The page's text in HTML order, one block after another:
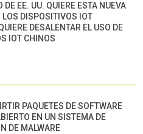
DE EE. UU. QUIERE ESTA NUEVA
LOS DISPOSITIVOS IOT
DESALENTAR EL USO DE
IOT CHINOS
PAQUETES DE SOFTWARE
EN UN SISTEMA DE
DE MALWARE